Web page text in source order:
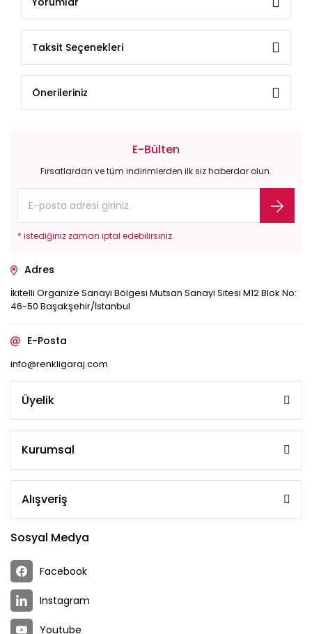
Taksit Seçenekleri
Önerileriniz
E-Bülten
Fırsatlardan ve tüm indirimlerden ilk siz haberdar olun.
* istediğiniz zaman iptal edebilirsiniz.
Adres
İkitelli Organize Sanayi Bölgesi Mutsan Sanayi Sitesi M12 Blok No:
46-50 Başakşehir/İstanbul
E-Posta
info@renkligaraj.com
Üyelik
Kurumsal
Alışveriş
Sosyal Medya
Facebook
Instagram
Youtube